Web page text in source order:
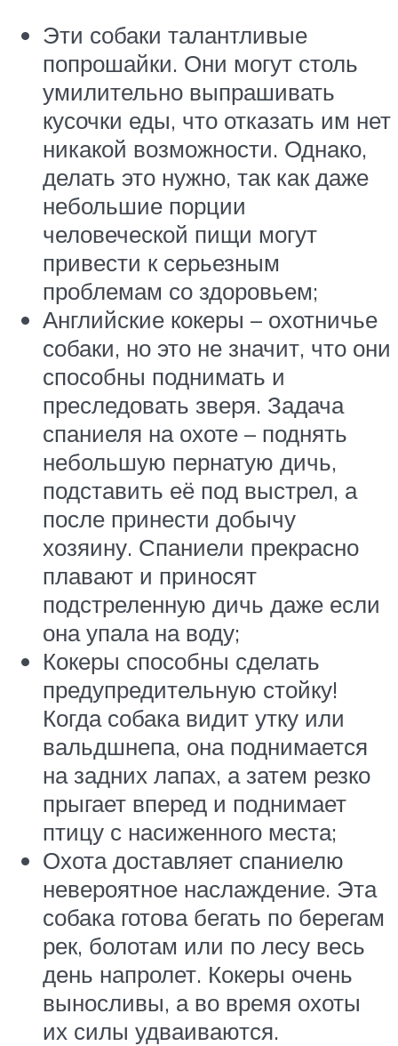
Эти собаки талантливые
попрошайки. Они могут столь
умилительно выпрашивать
кусочки еды, что отказать им нет
никакой возможности. Однако,
делать это нужно, так как даже
небольшие порции
человеческой пищи могут
привести к серьезным
проблемам со здоровьем;
Английские кокеры – охотничье
собаки, но это не значит, что они
способны поднимать и
преследовать зверя. Задача
спаниеля на охоте – поднять
небольшую пернатую дичь,
подставить её под выстрел, а
после принести добычу
хозяину. Спаниели прекрасно
плавают и приносят
подстреленную дичь даже если
она упала на воду;
Кокеры способны сделать
предупредительную стойку!
Когда собака видит утку или
вальдшнепа, она поднимается
на задних лапах, а затем резко
прыгает вперед и поднимает
птицу с насиженного места;
Охота доставляет спаниелю
невероятное наслаждение. Эта
собака готова бегать по берегам
рек, болотам или по лесу весь
день напролет. Кокеры очень
выносливы, а во время охоты
их силы удваиваются.